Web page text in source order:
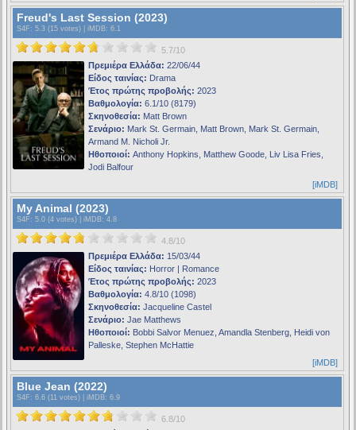
Freud's Last Session (2023)
S4F : 5.3 (15 votes) | iMDB: 6.1
5.7/10
Πρεμιέρα Ελλάδα: 22/06/44
Είδος ταινίας: Drama
Έτος πρώτης προβολής: 2023
Βαθμολογία: 6.1/10 (8179)
Σκηνοθεσία: Matt Brown
Σενάριο: Mark St. Germain, Matt Brown, Mark St. Germain,
Armand M. Nicholi Jr.
Ηθοποιοί: Anthony Hopkins, Matthew Goode, Liv Lisa Fries,
Jodi Balfour
[iMDB]
My Animal (2023)
S4F : 5.0 (4 votes) | iMDB: 4.8
4.8/10
Πρεμιέρα Ελλάδα: 15/03/44
Είδος ταινίας: Horror | Romance
Έτος πρώτης προβολής: 2023
Βαθμολογία: 4.8/10 (1098)
Σκηνοθεσία: Jacqueline Castel
Σενάριο: Jae Matthews
Ηθοποιοί: Bobbi Salvor Menuez, Amandla Stenberg, Heidi von
Palleske, Stephen McHattie
[iMDB]
Blue Jean (2022)
S4F : 6.6 (11 votes) | iMDB: 6.9
6.8/10